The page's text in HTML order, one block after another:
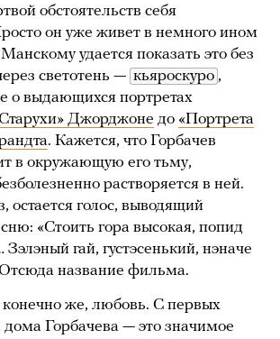
обстоятельств себя
он уже живет в немного ином
удается показать это без
светотень — кьяроскуро ,
о выдающихся портретах
Джорджоне до «Портрета
. Кажется, что Горбачев
в окружающую его тьму,
растворяется в ней.
остается голос, выводящий
«Стоить гора высокая, попид
Зэлэный гай, густэсенький, нэначе
название фильма.
же, любовь. С первых
дома Горбачева — это значимое